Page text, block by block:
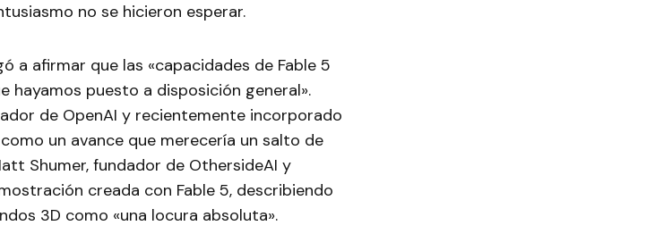
no se hicieron esperar.
a afirmar que las «capacidades de Fable 5
hayamos puesto a disposición general».
de OpenAI y recientemente incorporado
un avance que merecería un salto de
Shumer, fundador de OthersideAI y
creada con Fable 5, describiendo
3D como «una locura absoluta».